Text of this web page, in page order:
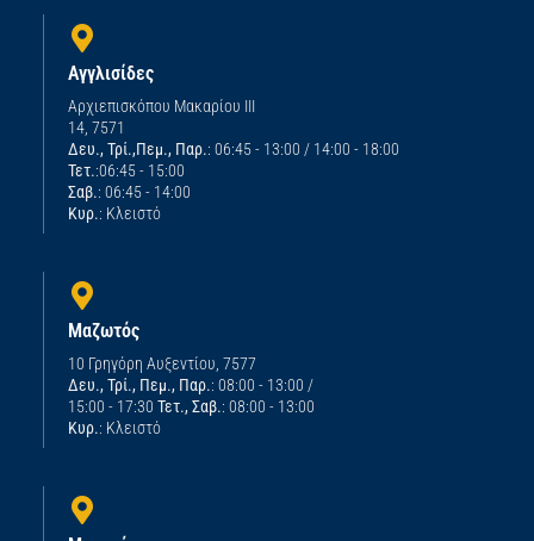
Αγγλισίδες
Αρχιεπισκόπου Μακαρίου ΙΙΙ
14, 7571
Δευ., Τρί.,Πεμ., Παρ.: 06:45 - 13:00 / 14:00 - 18:00
Τετ.:06:45 - 15:00
Σαβ.: 06:45 - 14:00
Κυρ.: Κλειστό
Μαζωτός
10 Γρηγόρη Αυξεντίου, 7577
Δευ., Τρί., Πεμ., Παρ.: 08:00 - 13:00 /
15:00 - 17:30 Τετ., Σαβ.: 08:00 - 13:00
Κυρ.: Κλειστό